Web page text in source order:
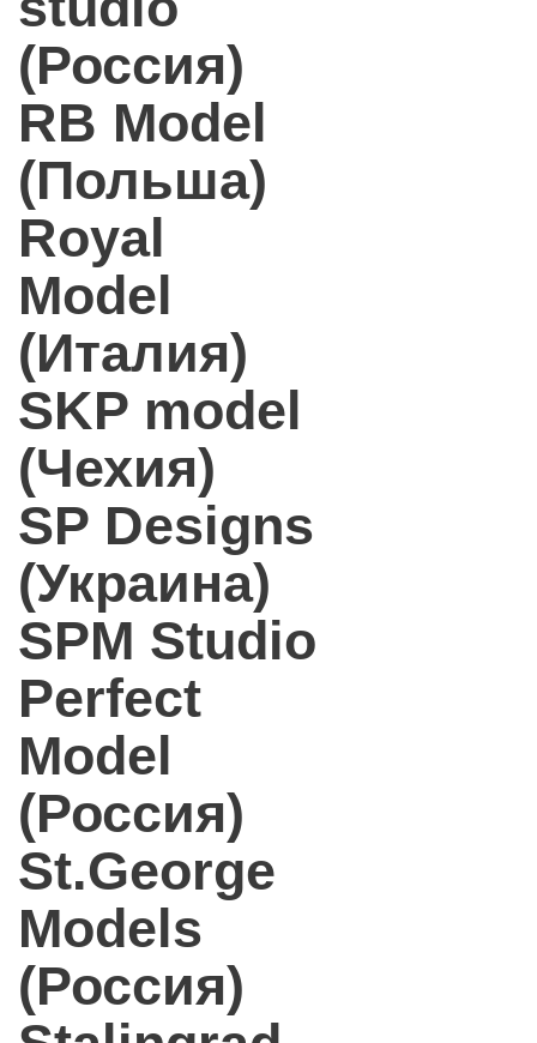
(Россия)
RB Model
(Польша)
Royal
Model
(Италия)
SKP model
(Чехия)
SP Designs
(Украина)
SPM Studio
Perfect
Model
(Россия)
St.George
Models
(Россия)